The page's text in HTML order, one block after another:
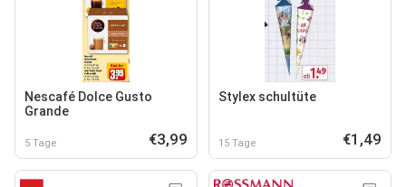
Nescafé Dolce Gusto
Grande
5 Tage €3,99
Stylex schultüte
15 Tage €1,49